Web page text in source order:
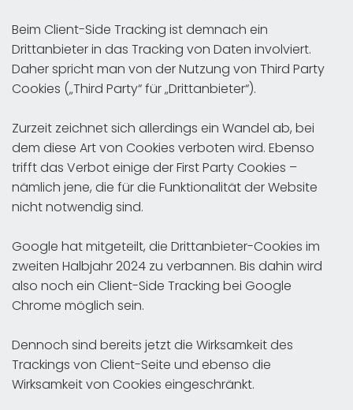
Beim Client-Side Tracking ist demnach ein
Drittanbieter in das Tracking von Daten involviert.
Daher spricht man von der Nutzung von Third Party
Cookies („Third Party“ für „Drittanbieter“).
Zurzeit zeichnet sich allerdings ein Wandel ab, bei
dem diese Art von Cookies verboten wird. Ebenso
trifft das Verbot einige der First Party Cookies –
nämlich jene, die für die Funktionalität der Website
nicht notwendig sind.
Google hat mitgeteilt, die Drittanbieter-Cookies im
zweiten Halbjahr 2024 zu verbannen. Bis dahin wird
also noch ein Client-Side Tracking bei Google
Chrome möglich sein.
Dennoch sind bereits jetzt die Wirksamkeit des
Trackings von Client-Seite und ebenso die
Wirksamkeit von Cookies eingeschränkt.